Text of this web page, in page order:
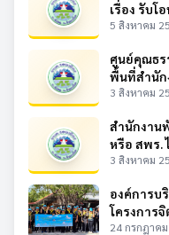
เรื่อง รับโ
5 สิงหาคม
ศูนย์คุณธร
พื้นที่สำนัก
3 สิงหาคม
สำนักงาน
หรือ สพร.
3 สิงหาคม
องค์การบ
โครงการ
24 กรกฎาค